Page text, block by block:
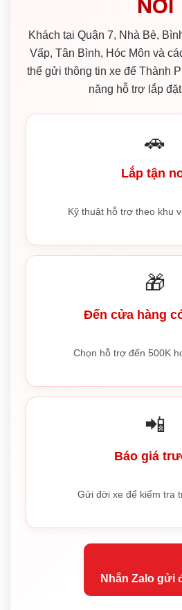
NƠI
Khách tại Quận 7, Nhà Bè,
Vấp, Tân Bình, Hóc Môn và
thể gửi thông tin xe để Thành
năng hỗ trợ lắp
🚗
Lắp tận
Kỹ thuật hỗ trợ theo khu
🎁
Đến cửa hàng
Chọn hỗ trợ đến 500K
📲
Báo giá
Gửi đời xe để kiểm tra
Nhắn Zalo gửi